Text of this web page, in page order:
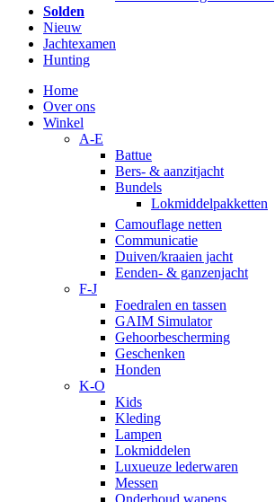
Solden
Nieuw
Jachtexamen
Hunting
Home
Over ons
Winkel
A-E
Battue
Bers- & aanzitjacht
Bundels
Lokmiddelpakketten
Camouflage netten
Communicatie
Duiven/kraaien jacht
Eenden- & ganzenjacht
F-J
Foedralen en tassen
GAIM Simulator
Gehoorbescherming
Geschenken
Honden
K-O
Kids
Kleding
Lampen
Lokmiddelen
Luxueuze lederwaren
Messen
Onderhoud wapens